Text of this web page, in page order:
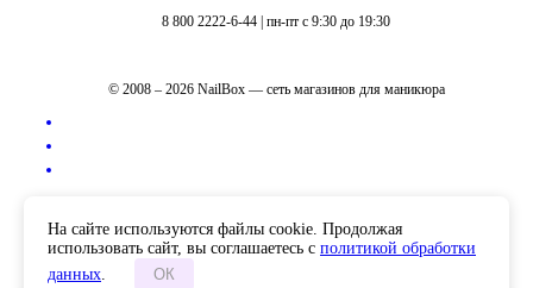
8 800 2222-6-44 пн-пт с 9:30 до 19:30
© 2008 – 2026 NailBox — сеть магазинов для маникюра
На сайте используются файлы cookie. Продолжая
использовать сайт, вы соглашаетесь с политикой обработки
данных. ОК